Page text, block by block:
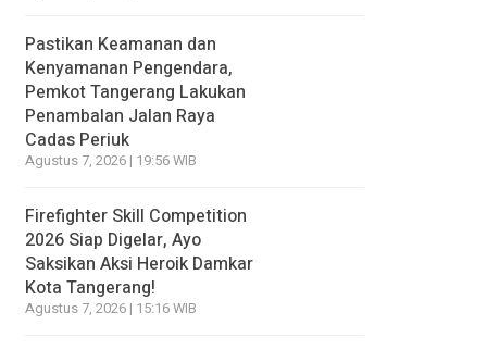
Pastikan Keamanan dan
Kenyamanan Pengendara,
Pemkot Tangerang Lakukan
Penambalan Jalan Raya
Cadas Periuk
Agustus 7, 2026 | 19:56 WIB
Firefighter Skill Competition
2026 Siap Digelar, Ayo
Saksikan Aksi Heroik Damkar
Kota Tangerang!
Agustus 7, 2026 | 15:16 WIB